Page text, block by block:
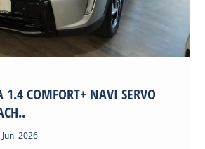
1.4 COMFORT+ NAVI SERVO
2026